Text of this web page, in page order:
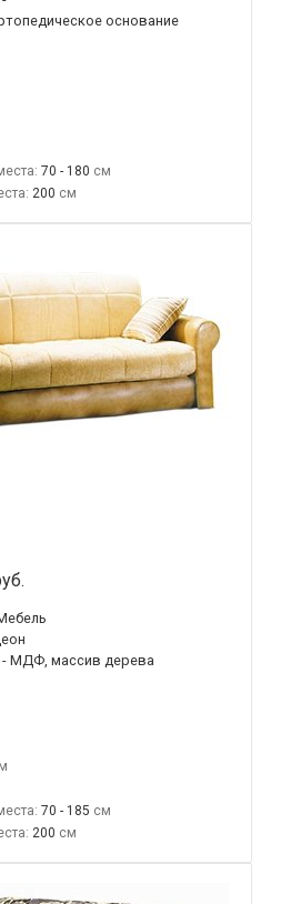
основание
70 - 180
200
- МДФ, массив дерева
70 - 185
200